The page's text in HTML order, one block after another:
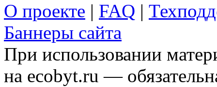
О проекте | FAQ |
Баннеры сайта
При использовании
на ecobyt.ru —